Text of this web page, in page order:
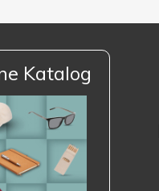
Katalog